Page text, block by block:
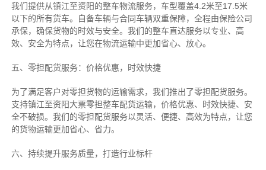
我们提供从镇江至资阳的整车物流服务，车型覆盖4.2米至17.5米
以下的所有货车。自备车辆与合同车辆双重保障，全程由保险公司
承保，确保货物的时效与安全。我们的整车直达服务以专业、高
效、安全为特点，让您在物流运输中更加省心、放心。
五、零担配货服务：价格优惠，时效快捷
为了满足客户对零担货物的运输需求，我们推出了零担配货服务。
支持镇江至资阳大票零担整车配货运输，价格优惠、时效快捷、安
全不破损。我们的零担配货服务以灵活、便捷、高效为特点，让您
的货物运输更加省心、省力。
六、持续提升服务质量，打造行业标杆